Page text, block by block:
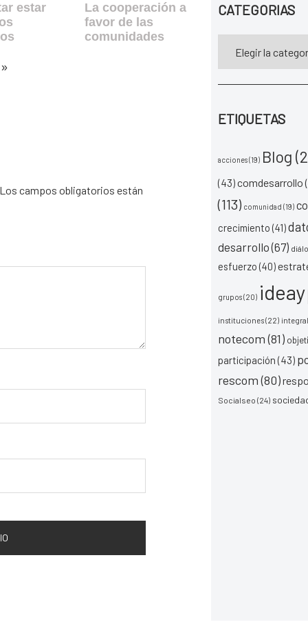
estar
La cooperación a
favor de las
comunidades
Los campos obligatorios están
CATEGORIAS
ETIQUETAS
acciones(19) Blog
(43)comdesarrollo
(113) comunidad (19)
crecimiento (41)
desarrollo(67)
esfuerzo (40)
grupos(20)
instituciones(22) integral
notecom(81)
participación (43)
rescom(80)
Socialseo (24)